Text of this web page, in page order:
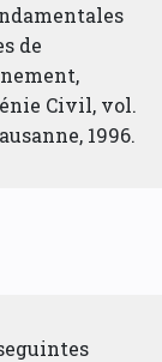
de
Civil, vol.
1996.